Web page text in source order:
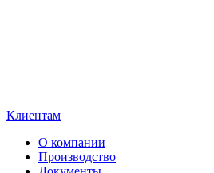
Клиентам
О компании
Производство